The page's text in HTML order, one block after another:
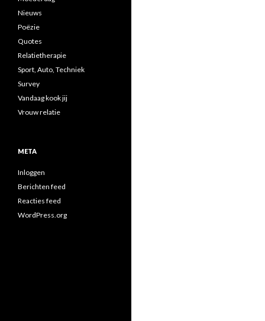
Nieuws
Poëzie
Quotes
Relatietherapie
Sport, Auto, Techniek
Survey
Vandaag kook jij
Vrouw relatie
META
Inloggen
Berichten feed
Reacties feed
WordPress.org